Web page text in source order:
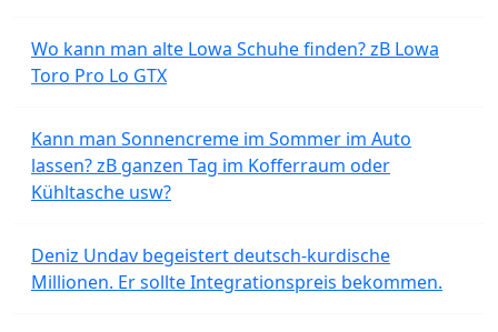
Wo kann man alte Lowa Schuhe finden? zB Lowa
Toro Pro Lo GTX
Kann man Sonnencreme im Sommer im Auto
lassen? zB ganzen Tag im Kofferraum oder
Kühltasche usw?
Deniz Undav begeistert deutsch-kurdische
Millionen. Er sollte Integrationspreis bekommen.